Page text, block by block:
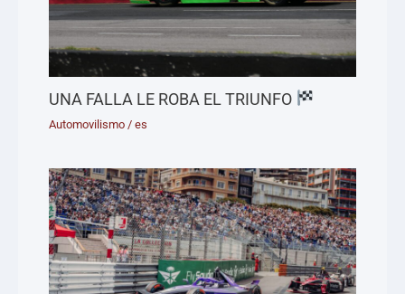
UNA FALLA LE ROBA EL TRIUNFO
Automovilismo /es